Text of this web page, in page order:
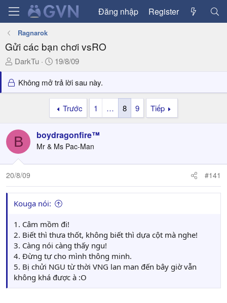
Đăng nhập Register
Ragnarok
Gửi các bạn chơi vsRO
T
r
e
t
a
r
e
r
DarkTu
N
à
y
ử
19/8/09
Không mở trả lời sau này.
Trước 1 … 8 9 Tiếp
B boydragonfire™
Mr & Ms Pac-Man
20/8/09 #141
Kouga nói:
1. Câm mồm đi!
2. Biết thì thưa thốt, không biết thì dựa cột mà nghe!
3. Càng nói càng thấy ngu!
4. Đừng tự cho mình thông minh.
5. Bị chửi NGU từ thời VNG lan man đến bây giờ vẫn
không khá được à :O